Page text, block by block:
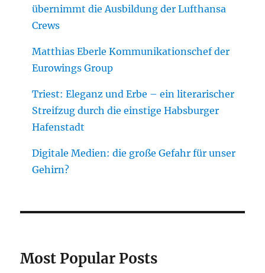
übernimmt die Ausbildung der Lufthansa
Crews
Matthias Eberle Kommunikationschef der
Eurowings Group
Triest: Eleganz und Erbe – ein literarischer
Streifzug durch die einstige Habsburger
Hafenstadt
Digitale Medien: die große Gefahr für unser
Gehirn?
Most Popular Posts